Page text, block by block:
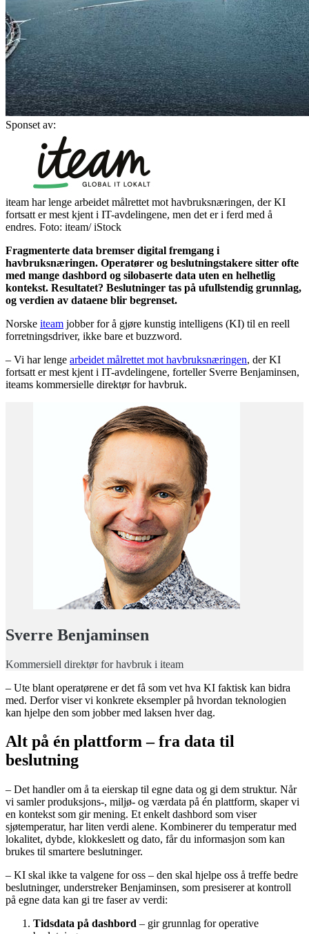
Sponset av:
iteam har lenge arbeidet målrettet mot havbruksnæringen, der KI
fortsatt er mest kjent i IT-avdelingene, men det er i ferd med å
endres. Foto: iteam/ iStock
Fragmenterte data bremser digital fremgang i
havbruksnæringen. Operatører og beslutningstakere sitter ofte
med mange dashbord og silobaserte data uten en helhetlig
kontekst. Resultatet? Beslutninger tas på ufullstendig grunnlag,
og verdien av dataene blir begrenset.
Norske iteam jobber for å gjøre kunstig intelligens (KI) til en reell
forretningsdriver, ikke bare et buzzword.
– Vi har lenge arbeidet målrettet mot havbruksnæringen, der KI
fortsatt er mest kjent i IT-avdelingene, forteller Sverre Benjaminsen,
iteams kommersielle direktør for havbruk.
Sverre Benjaminsen
Kommersiell direktør for havbruk i iteam
– Ute blant operatørene er det få som vet hva KI faktisk kan bidra
med. Derfor viser vi konkrete eksempler på hvordan teknologien
kan hjelpe den som jobber med laksen hver dag.
Alt på én plattform – fra data til
beslutning
– Det handler om å ta eierskap til egne data og gi dem struktur. Når
vi samler produksjons-, miljø- og værdata på én plattform, skaper vi
en kontekst som gir mening. Et enkelt dashbord som viser
sjøtemperatur, har liten verdi alene. Kombinerer du temperatur med
lokalitet, dybde, klokkeslett og dato, får du informasjon som kan
brukes til smartere beslutninger.
– KI skal ikke ta valgene for oss – den skal hjelpe oss å treffe bedre
beslutninger, understreker Benjaminsen, som presiserer at kontroll
på egne data kan gi tre faser av verdi:
Tidsdata på dashbord – gir grunnlag for operative